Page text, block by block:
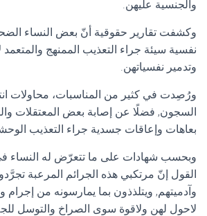
والجنسية عليهن.
وكشفت تقارير حقوقية أنّ بعض النساء
نفسية سيئة جراء التعذيب الممنهج والمتعمد
وتدمير نفسياتهن.
ورُصِدت في كثير من المناسبات، محاولات
السجون, فضلًا عن إصابة بعض المعتقلات
بعاهات وإعاقات جسدية جراء التعذيب
وبحسب شهادات على ما تتعرّض له النساء
القول إنّ مرتكبي هذه الجرائم المرعبة
وآدميتهم, ويتلذذون بما يمارسونه من إجرام
لاحول لهن ولاقوة سوى الصراخ والتوسل